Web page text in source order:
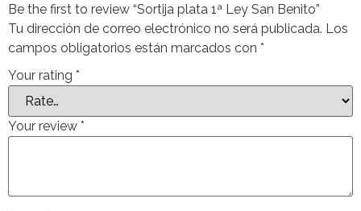
Be the first to review “Sortija plata 1ª Ley San Benito”
Tu dirección de correo electrónico no será publicada. Los
campos obligatorios están marcados con *
Your rating *
Your review *